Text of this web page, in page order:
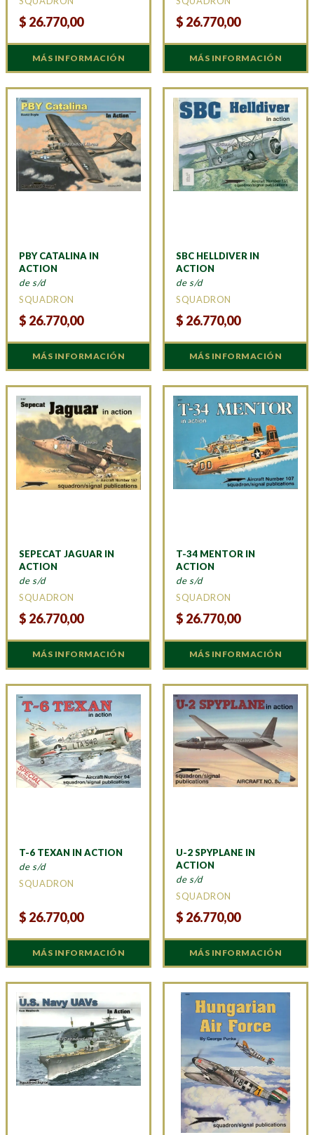
$ 26.770,00
MÁS INFORMACIÓN
$ 26.770,00
MÁS INFORMACIÓN
PBY CATALINA IN
ACTION
de s/d
SQUADRON
$ 26.770,00
MÁS INFORMACIÓN
SBC HELLDIVER IN
ACTION
de s/d
SQUADRON
$ 26.770,00
MÁS INFORMACIÓN
SEPECAT JAGUAR IN
ACTION
de s/d
SQUADRON
$ 26.770,00
MÁS INFORMACIÓN
T-34 MENTOR IN
ACTION
de s/d
SQUADRON
$ 26.770,00
MÁS INFORMACIÓN
T-6 TEXAN IN ACTION
de s/d
SQUADRON
$ 26.770,00
MÁS INFORMACIÓN
U-2 SPYPLANE IN
ACTION
de s/d
SQUADRON
$ 26.770,00
MÁS INFORMACIÓN